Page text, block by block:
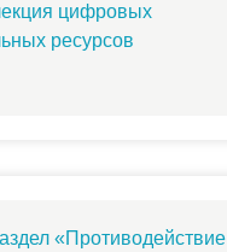
цифровых
ресурсов
«Противодействие